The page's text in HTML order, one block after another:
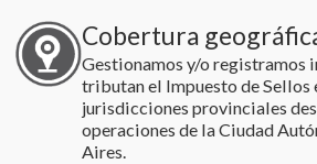
Cobertura
Gestionamos y/o registramos
tributan el Impuesto de Sellos
jurisdicciones provinciales
operaciones de la Ciudad
Aires.